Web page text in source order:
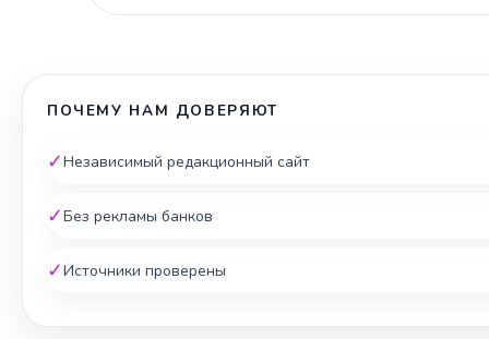
ПОЧЕМУ НАМ ДОВЕРЯЮТ
✓Независимый редакционный сайт
✓Без рекламы банков
✓Источники проверены